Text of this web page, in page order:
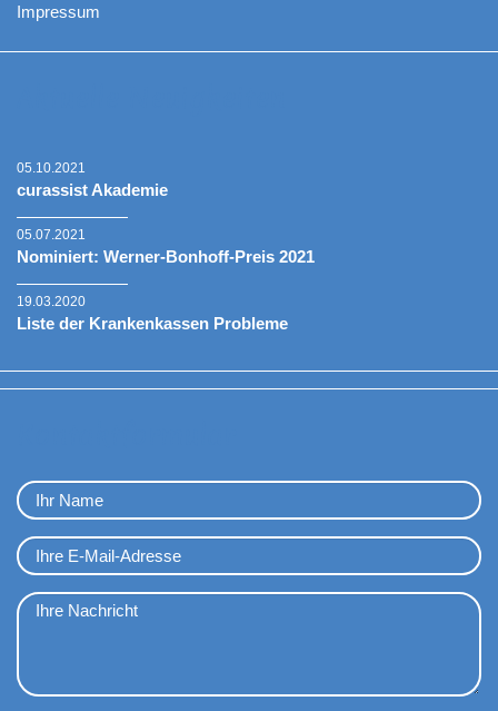
Impressum
05.10.2021
curassist Akademie
05.07.2021
Nominiert: Werner-Bonhoff-Preis 2021
19.03.2020
Liste der Krankenkassen Probleme